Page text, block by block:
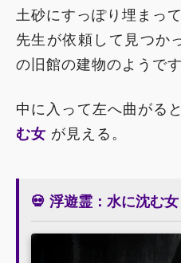
土砂にすっぽり埋まっ
先生が依頼して見つか
の旧館の建物のようで
中に入って左へ曲がる
む女 が見える。
💀 浮遊霊：水に沈む女